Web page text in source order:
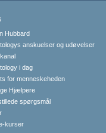
Hubbard
anskuelser og udøvelser
i dag
for menneskeheden
Hjælpere
spørgsmål
kurser